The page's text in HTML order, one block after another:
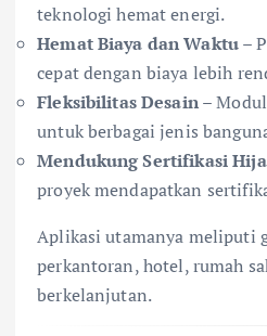
teknologi hemat energi.
Hemat Biaya dan Waktu–
cepat dengan biaya lebih
Fleksibilitas Desain–
untuk berbagai jenis
Mendukung Sertifikasi
proyek mendapatkan
Aplikasi utamanya meliputi
perkantoran, hotel, rumah
berkelanjutan.